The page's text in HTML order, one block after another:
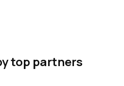
top partners